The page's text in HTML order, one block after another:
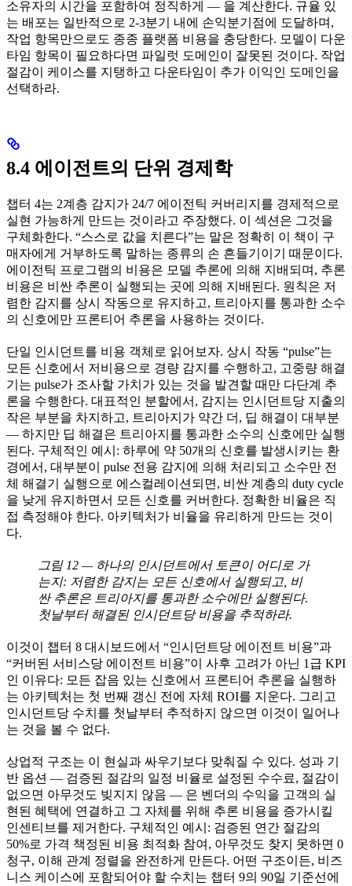
소유자의 시간을 포함하여 정직하게 — 을 계산한다. 규율 있
는 배포는 일반적으로 2-3분기 내에 손익분기점에 도달하며,
작업 항목만으로도 종종 플랫폼 비용을 충당한다. 모델이 다운
타임 항목이 필요하다면 파일럿 도메인이 잘못된 것이다. 작업
절감이 케이스를 지탱하고 다운타임이 추가 이익인 도메인을
선택하라.
8.4 에이전트의 단위 경제학
챕터 4는 2계층 감지가 24/7 에이전틱 커버리지를 경제적으로
실현 가능하게 만드는 것이라고 주장했다. 이 섹션은 그것을
구체화한다. “스스로 값을 치른다”는 말은 정확히 이 책이 구
매자에게 거부하도록 말하는 종류의 손 흔들기이기 때문이다.
에이전틱 프로그램의 비용은 모델 추론에 의해 지배되며, 추론
비용은 비싼 추론이 실행되는 곳에 의해 지배된다. 원칙은 저
렴한 감지를 상시 작동으로 유지하고, 트리아지를 통과한 소수
의 신호에만 프론티어 추론을 사용하는 것이다.
단일 인시던트를 비용 객체로 읽어보자. 상시 작동 “pulse”는
모든 신호에서 저비용으로 경량 감지를 수행하고, 고중량 해결
기는 pulse가 조사할 가치가 있는 것을 발견할 때만 다단계 추
론을 수행한다. 대표적인 분할에서, 감지는 인시던트당 지출의
작은 부분을 차지하고, 트리아지가 약간 더, 딥 해결이 대부분
— 하지만 딥 해결은 트리아지를 통과한 소수의 신호에만 실행
된다. 구체적인 예시: 하루에 약 50개의 신호를 발생시키는 환
경에서, 대부분이 pulse 전용 감지에 의해 처리되고 소수만 전
체 해결기 실행으로 에스컬레이션되면, 비싼 계층의 duty cycle
을 낮게 유지하면서 모든 신호를 커버한다. 정확한 비율은 직
접 측정해야 한다. 아키텍처가 비율을 유리하게 만드는 것이
다.
그림 12 — 하나의 인시던트에서 토큰이 어디로 가
는지: 저렴한 감지는 모든 신호에서 실행되고, 비
싼 추론은 트리아지를 통과한 소수에만 실행된다.
첫날부터 해결된 인시던트당 비용을 추적하라.
이것이 챕터 8 대시보드에서 “인시던트당 에이전트 비용”과
“커버된 서비스당 에이전트 비용”이 사후 고려가 아닌 1급 KPI
인 이유다: 모든 잡음 있는 신호에서 프론티어 추론을 실행하
는 아키텍처는 첫 번째 갱신 전에 자체 ROI를 지운다. 그리고
인시던트당 수치를 첫날부터 추적하지 않으면 이것이 일어나
는 것을 볼 수 없다.
상업적 구조는 이 현실과 싸우기보다 맞춰질 수 있다. 성과 기
반 옵션 — 검증된 절감의 일정 비율로 설정된 수수료, 절감이
없으면 아무것도 빚지지 않음 — 은 벤더의 수익을 고객의 실
현된 혜택에 연결하고 그 자체를 위해 추론 비용을 증가시킬
인센티브를 제거한다. 구체적인 예시: 검증된 연간 절감의
50%로 가격 책정된 비용 최적화 참여, 아무것도 찾지 못하면 0
청구, 이해 관계 정렬을 완전하게 만든다. 어떤 구조이든, 비즈
니스 케이스에 포함되어야 할 수치는 챕터 9의 90일 기준선에